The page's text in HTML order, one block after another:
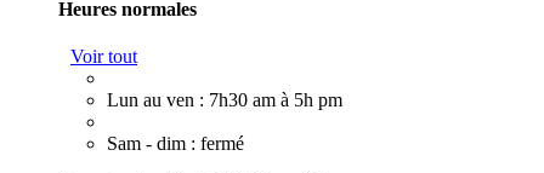
Heures normales
Voir tout
Lun au ven : 7h30 am à 5h pm
Sam - dim : fermé